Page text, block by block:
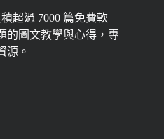
超過 7000 篇免費軟
的圖文教學與心得，專
源。